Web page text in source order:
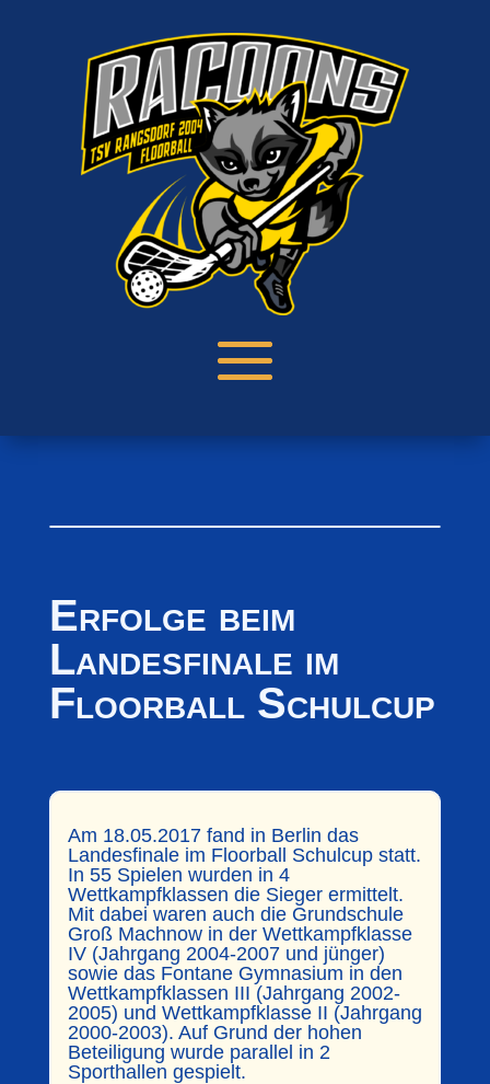
Erfolge beim
Landesfinale im
Floorball Schulcup
Am 18.05.2017 fand in Berlin das
Landesfinale im Floorball Schulcup statt.
In 55 Spielen wurden in 4
Wettkampfklassen die Sieger ermittelt.
Mit dabei waren auch die Grundschule
Groß Machnow in der Wettkampfklasse
IV (Jahrgang 2004-2007 und jünger)
sowie das Fontane Gymnasium in den
Wettkampfklassen III (Jahrgang 2002-
2005) und Wettkampfklasse II (Jahrgang
2000-2003). Auf Grund der hohen
Beteiligung wurde parallel in 2
Sporthallen gespielt.